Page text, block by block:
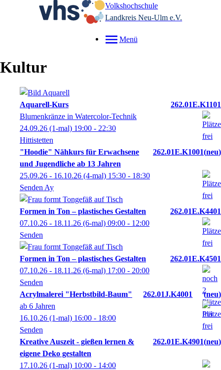
Volkshochschule
Landkreis Neu-Ulm e.V.
Menü
Kultur
Aquarell-Kurs
262.01E.K1101
Blumenkränze in Watercolor-Technik
24.09.26 (1-mal) 19:00 - 22:30
Hittistetten
"Hoodie" Nähkurs für Erwachsene
und Jugendliche ab 13 Jahren
262.01E.K1001 neu
25.09.26 - 16.10.26 (4-mal) 15:30 - 18:30
Senden Ay
Formen in Ton – plastisches Gestalten
262.01E.K4401
07.10.26 - 18.11.26 (6-mal) 09:00 - 12:00
Senden
Formen in Ton – plastisches Gestalten
262.01E.K4501
07.10.26 - 18.11.26 (6-mal) 17:00 - 20:00
Senden
Acrylmalerei "Herbstbild-Baum" 262.01J.K4001
neu
ab 6 Jahren
16.10.26 (1-mal) 16:00 - 18:00
Senden
Kreative Auszeit - gießen lernen &
eigene Deko gestalten
262.01E.K4901 neu
17.10.26 (1-mal) 10:00 - 14:00